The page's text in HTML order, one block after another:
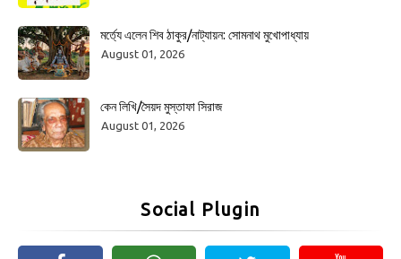
মর্ত্যে এলেন শিব ঠাকুর/নাট্যায়ন: সোমনাথ মুখোপাধ্যায়
August 01, 2026
কেন লিখি/সৈয়দ মুস্তাফা সিরাজ
August 01, 2026
Social Plugin